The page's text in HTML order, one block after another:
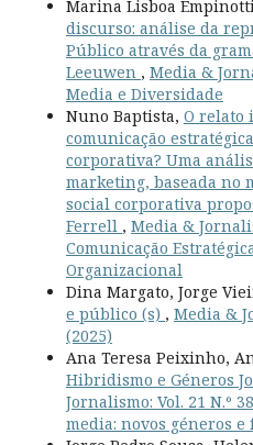
Marina Lisboa
discurso: análise da
Público através da
Leeuwen , Media &
Media e Diversidade
Nuno Baptista, O relato
comunicação
corporativa? Uma
marketing, baseada no
social corporativa
Ferrell , Media &
Comunicação
Organizacional
Dina Margato, Jorge
e público (s) , Media &
(2025)
Ana Teresa Peixinho,
Hibridismo e Géneros
Jornalismo: Vol. 21 N.º
media: novos géneros